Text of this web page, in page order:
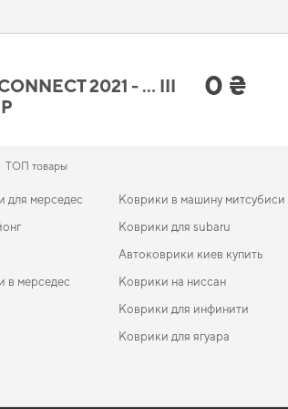
ваш автомобиль дополнительной защитой,
2021 - … III
0 ₴
ТОП товары
для мерседес
в мерседес
Коврики в машину митсубиси
Коврики для subaru
Автоковрики киев купить
Коврики на ниссан
Коврики для инфинити
Коврики для ягуара